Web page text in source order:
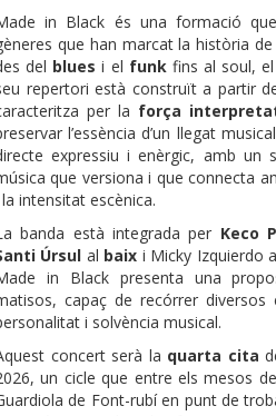
in Black és una formació
que han marcat la història
del blues i el funkfins al soul, el
repertori està construït a partir
per la força
l’essència d’un llegat
expressiu i enèrgic, amb
que versiona i que connecta
intensitat escènica.
banda està integrada per Keco
Úrsul al baix i Micky Izquierdo
in Black presenta una
capaç de recórrer
i solvència musical.
concert serà la quarta cita
un cicle que entre els mesos
de Font-rubí en punt de